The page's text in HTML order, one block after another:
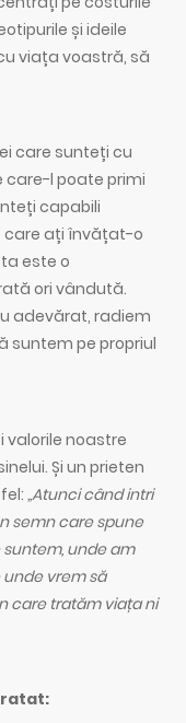
și ideile
viața voastră, să
care sunteți cu
care-l poate primi
capabili
care ați învățat-o
este o
ori vândută.
adevărat, radiem
suntem pe propriul
valorile noastre
Și un prieten
„Atunci când intri
semn care spune
suntem, unde am
vrem să
care tratăm viața ni
ratat: